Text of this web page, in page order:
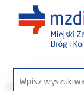
wyszukaj na stronie: